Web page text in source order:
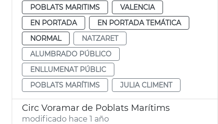
POBLATS MARITIMS
VALENCIA
EN PORTADA
EN PORTADA TEMÁTICA
NORMAL
NATZARET
ALUMBRADO PÚBLICO
ENLLUMENAT PÚBLIC
POBLATS MARÍTIMS
JULIA CLIMENT
Circ Voramar de Poblats Marítims
modificado hace 1 año